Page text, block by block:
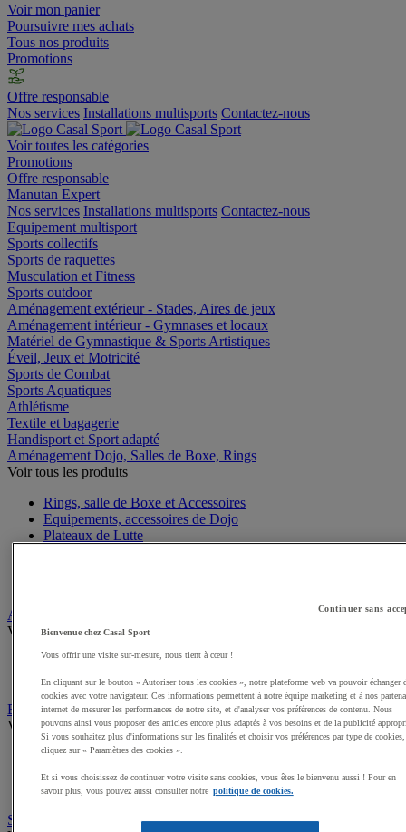
Voir mon panier
Poursuivre mes achats
Tous nos produits
Promotions
Offre responsable
Nos services Installations multisports Contactez-nous
Voir toutes les catégories
Promotions
Offre responsable
Manutan Expert
Nos services Installations multisports Contactez-nous
Equipement multisport
Sports collectifs
Sports de raquettes
Musculation et Fitness
Sports outdoor
Aménagement extérieur - Stades, Aires de jeux
Aménagement intérieur - Gymnases et locaux
Matériel de Gymnastique & Sports Artistiques
Éveil, Jeux et Motricité
Sports de Combat
Sports Aquatiques
Athlétisme
Textile et bagagerie
Handisport et Sport adapté
Aménagement Dojo, Salles de Boxe, Rings
Voir tous les produits
Rings, salle de Boxe et Accessoires
Equipements, accessoires de Dojo
Plateaux de Lutte
Arts Martiaux
Voir tous les produits
Kimonos Arts Martiaux
Ceintures, Zoories Arts Martiaux
Boxe, MMA
Voir tous les produits
Gants de Boxe, MMA
Mitaines et sous gants de Boxe
Accessoires entraineur Boxe
Self défense, Krav Maga
Continuer sans
Bienvenue chez Casal Sport
Vous offrir une visite sur-mesure, nous tient à cœur !
En cliquant sur le bouton « Autoriser tous les cookies », notre plateforme web va pouvoir échanger
cookies avec votre navigateur. Ces informations permettent à notre équipe marketing et à nos
internet de mesurer les performances de notre site, et d'analyser vos préférences de contenu. Nous
pouvons ainsi vous proposer des articles encore plus adaptés à vos besoins et de la publicité
Si vous souhaitez plus d'informations sur les finalités et choisir vos préférences par type de cookies,
cliquez sur « Paramètres des cookies ».
Et si vous choisissez de continuer votre visite sans cookies, vous êtes le bienvenu aussi ! Pour en
savoir plus, vous pouvez aussi consulter notre politique de cookies.